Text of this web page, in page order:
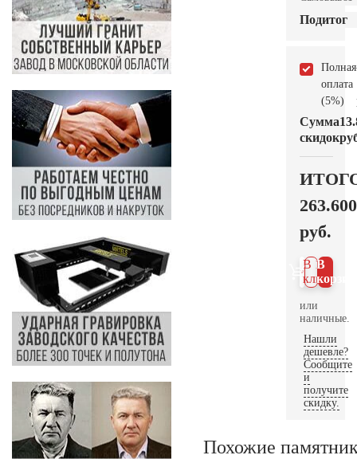
Подитог
Полная
оплата
(5%)
Сумма
скидок
263.600
руб.
В
В 1
клик
или
наличные.
Нашли
дешевле?
Сообщите
и
получите
скидку.
Похожие